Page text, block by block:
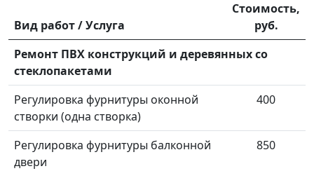
Вид работ / Услуга
Стоимость,
руб.
Ремонт ПВХ конструкций и деревянных со
стеклопакетами
Регулировка фурнитуры оконной
створки (одна створка)
400
Регулировка фурнитуры балконной
двери
850